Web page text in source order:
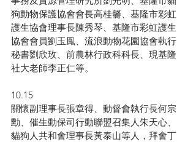
狗動物保護協會會長高桂毊、基隆市彩虹
護生協會理事長陳秀琴、基隆市彩虹護生
協會會員劉玉鳳、流浪動物花園協會執行
秘書劉欣玫、前農林行政科科長、現基隆
社大老師李正仁等。
10.15
關懷副理事長張章得、動督會執行長何宗
勳、催生動保司行動聯盟召集人朱天心、
貓狗人共和會理事長黃泰山等人，拜會丁